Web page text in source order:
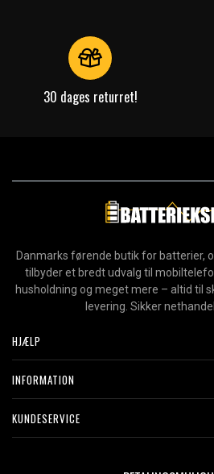
30 dages returret!
Danmarks førende butik for batterier,
tilbyder et bredt udvalg til
husholdning og meget mere – altid til
levering. Sikker
HJÆLP
INFORMATION
KUNDESERVICE